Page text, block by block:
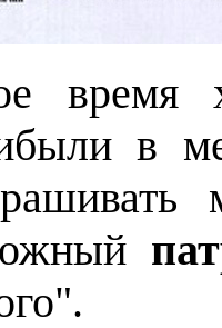
время
в